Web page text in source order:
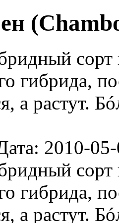
гибрида,
а растут.
2010-
гибрида,
а растут.